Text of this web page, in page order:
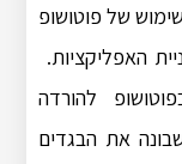
של פוטושופ
האפליקציות.
להורדה
את הבגדים